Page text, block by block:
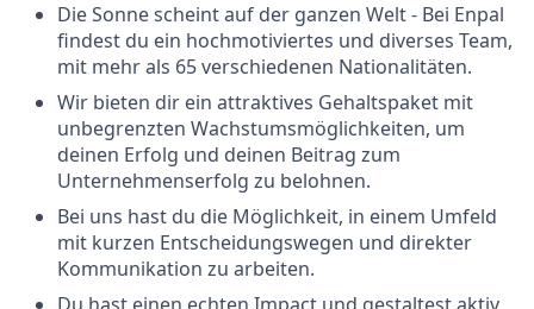
Die Sonne scheint auf der ganzen Welt - Bei Enpal
findest du ein hochmotiviertes und diverses Team,
mit mehr als 65 verschiedenen Nationalitäten.
Wir bieten dir ein attraktives Gehaltspaket mit
unbegrenzten Wachstumsmöglichkeiten, um
deinen Erfolg und deinen Beitrag zum
Unternehmenserfolg zu belohnen.
Bei uns hast du die Möglichkeit, in einem Umfeld
mit kurzen Entscheidungswegen und direkter
Kommunikation zu arbeiten.